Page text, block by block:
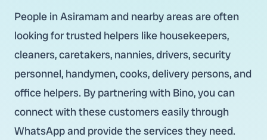
People in Asiramam and nearby areas are often
looking for trusted helpers like housekeepers,
cleaners, caretakers, nannies, drivers, security
personnel, handymen, cooks, delivery persons, and
office helpers. By partnering with Bino, you can
connect with these customers easily through
WhatsApp and provide the services they need.